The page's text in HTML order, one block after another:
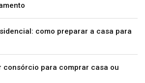
como preparar a casa para
consórcio para comprar casa ou